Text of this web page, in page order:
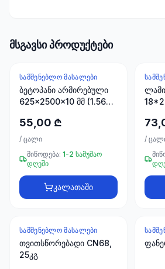
პროდუქტი
20
პროდუქტი
სახლი და
10
პროდუქტი
+995
66
33
მსგავსი პროდუქტები
ᲡᲐᲛᲨᲔᲜᲔᲑᲚᲝ ᲛᲐᲡᲐᲚᲔᲑᲘ
ბეტოპანი არმირებული
625x2500x10 მმ (1.5625
55,00 ₾
/ ცალი
მიწოდება: 1-2 სამუშაო
დღეში
კალათაში
/
ᲡᲐᲛᲨᲔᲜᲔᲑᲚᲝ ᲛᲐᲡᲐᲚᲔᲑᲘ
თვითსწორებადი CN68,
25კგ